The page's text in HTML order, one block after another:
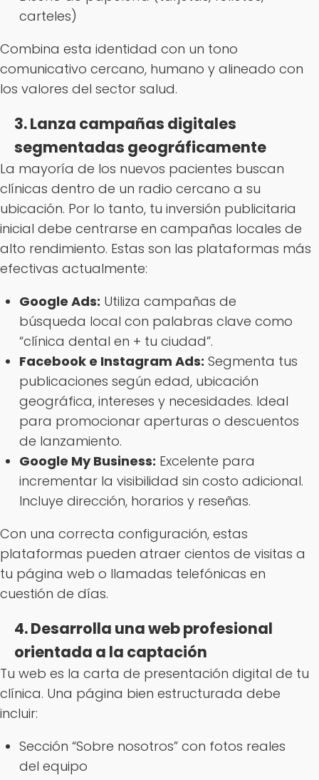
carteles)
Combina esta identidad con un tono
comunicativo cercano, humano y alineado con
los valores del sector salud.
3. Lanza campañas digitales
segmentadas geográficamente
La mayoría de los nuevos pacientes buscan
clínicas dentro de un radio cercano a su
ubicación. Por lo tanto, tu inversión publicitaria
inicial debe centrarse en campañas locales de
alto rendimiento. Estas son las plataformas más
efectivas actualmente:
Google Ads: Utiliza campañas de
búsqueda local con palabras clave como
“clínica dental en + tu ciudad”.
Facebook e Instagram Ads: Segmenta tus
publicaciones según edad, ubicación
geográfica, intereses y necesidades. Ideal
para promocionar aperturas o descuentos
de lanzamiento.
Google My Business: Excelente para
incrementar la visibilidad sin costo adicional.
Incluye dirección, horarios y reseñas.
Con una correcta configuración, estas
plataformas pueden atraer cientos de visitas a
tu página web o llamadas telefónicas en
cuestión de días.
4. Desarrolla una web profesional
orientada a la captación
Tu web es la carta de presentación digital de tu
clínica. Una página bien estructurada debe
incluir:
Sección “Sobre nosotros” con fotos reales
del equipo